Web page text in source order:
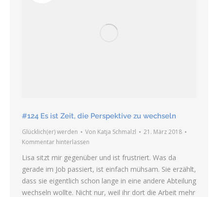
#124 Es ist Zeit, die Perspektive zu wechseln
Glücklich(er) werden Von Katja Schmalzl
21. März 2018
Kommentar hinterlassen
Lisa sitzt mir gegenüber und ist frustriert. Was da
gerade im Job passiert, ist einfach mühsam. Sie erzählt,
dass sie eigentlich schon lange in eine andere Abteilung
wechseln wollte. Nicht nur, weil ihr dort die Arbeit mehr